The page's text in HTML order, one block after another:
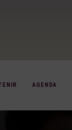
AGENDA